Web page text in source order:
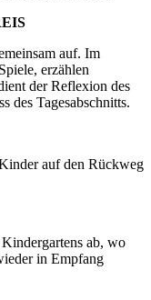
auf. Im
erzählen
der Reflexion des
des Tagesabschnitts.
auf den Rückweg
ab, wo
in Empfang